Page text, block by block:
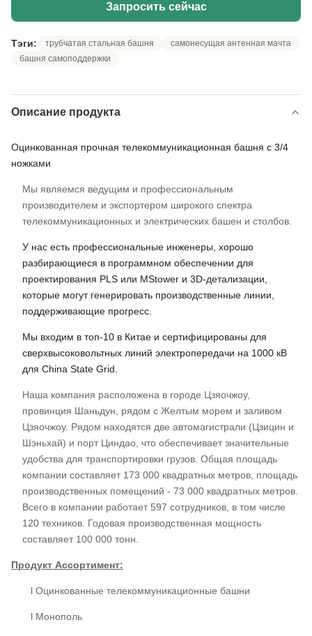
Запросить сейчас
Тэги: трубчатая стальная башня
самонесущая антенная мачта
башня самоподдержки
Описание продукта
Оцинкованная прочная телекоммуникационная башня с 3/4
ножками
Мы являемся ведущим и профессиональным
производителем и экспортером широкого спектра
телекоммуникационных и электрических башен и столбов.
У нас есть профессиональные инженеры, хорошо
разбирающиеся в программном обеспечении для
проектирования PLS или MStower и 3D-детализации,
которые могут генерировать производственные линии,
поддерживающие прогресс.
Мы входим в топ-10 в Китае и сертифицированы для
сверхвысоковольтных линий электропередачи на 1000 кВ
для China State Grid.
Наша компания расположена в городе Цзяочжоу,
провинция Шаньдун, рядом с Желтым морем и заливом
Цзяочжоу. Рядом находятся две автомагистрали (Цзицин и
Шэньхай) и порт Циндао, что обеспечивает значительные
удобства для транспортировки грузов. Общая площадь
компании составляет 173 000 квадратных метров, площадь
производственных помещений - 73 000 квадратных метров.
Всего в компании работает 597 сотрудников, в том числе
120 техников. Годовая производственная мощность
составляет 100 000 тонн.
Продукт Ассортимент:
l Оцинкованные телекоммуникационные башни
l Монополь